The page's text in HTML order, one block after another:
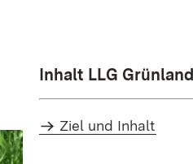
Inhalt LLG Grünland
Ziel und Inhalt